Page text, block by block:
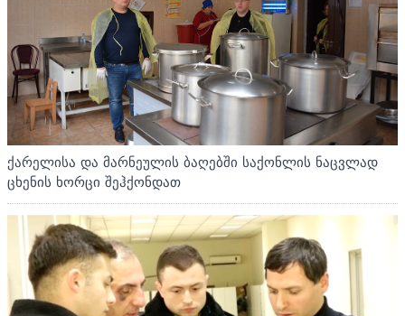
ქარელისა და მარნეულის ბაღებში საქონლის ნაცვლად
ცხენის ხორცი შეჰქონდათ